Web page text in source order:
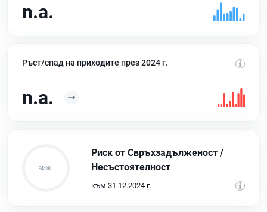
n.a.
Ръст/спад на приходите през 2024 г.
n.a.
Риск от Свръхзадълженост /
Несъстоятелност
към 31.12.2024 г.